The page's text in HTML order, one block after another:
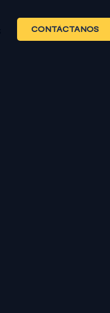
CONTÁCTANOS